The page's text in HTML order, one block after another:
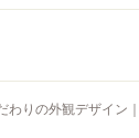
わりの外観デザイン